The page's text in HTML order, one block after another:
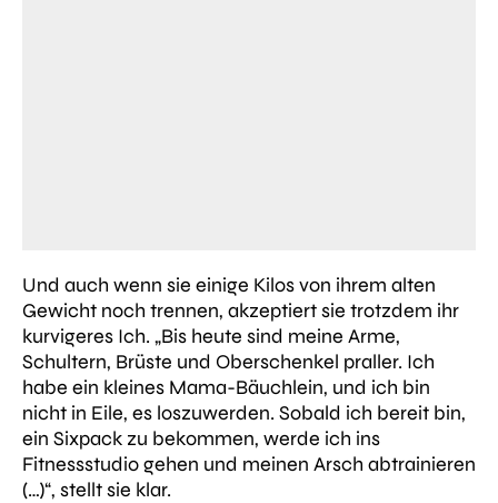
Und auch wenn sie einige Kilos von ihrem alten
Gewicht noch trennen, akzeptiert sie trotzdem ihr
kurvigeres Ich. „Bis heute sind meine Arme,
Schultern, Brüste und Oberschenkel praller. Ich
habe ein kleines Mama-Bäuchlein, und ich bin
nicht in Eile, es loszuwerden. Sobald ich bereit bin,
ein Sixpack zu bekommen, werde ich ins
Fitnessstudio gehen und meinen Arsch abtrainieren
(…)“, stellt sie klar.